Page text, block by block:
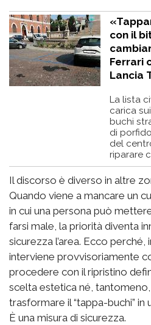
con il
Ferrari
Lancia
La lista
carica
buchi
di
del
riparare
Il discorso è diverso in altre
Quando viene a mancare un
in cui una persona può
farsi male, la priorità diventa
sicurezza l’area. Ecco perché,
interviene provvisoriamente
procedere con il ripristino
scelta estetica né,
trasformare il “tappa-buchi”
È una misura di sicurezza.